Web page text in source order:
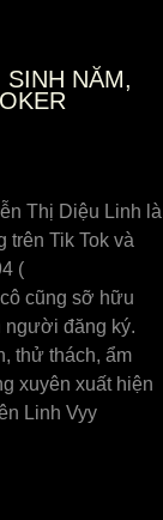
SINH NĂM,
Thị Diệu Linh là
trên Tik Tok và
(
cũng sỡ hữu
người đăng ký.
thử thách, ẩm
xuyên xuất hiện
Linh Vyy